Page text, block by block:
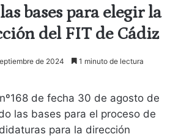
bases para elegir la
del FIT de Cádiz
de 2024 1 minuto de lectura
de fecha 30 de agosto de
las bases para el proceso de
para la dirección